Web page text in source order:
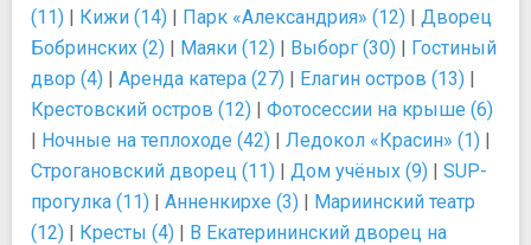
(11) | Кижи (14) | Парк «Александрия» (12) | Дворец
Бобринских (2) | Маяки (12) | Выборг (30) | Гостиный
двор (4) | Аренда катера (27) | Елагин остров (13) |
Крестовский остров (12) | Фотосессии на крыше (6)
| Ночные на теплоходе (42) | Ледокол «Красин» (1) |
Строгановский дворец (11) | Дом учёных (9) | SUP-
прогулка (11) | Анненкирхе (3) | Мариинский театр
(12) | Кресты (4) | В Екатерининский дворец на